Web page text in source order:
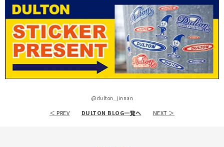
@dulton_jinnan
＜ PREV DULTON BLOG一覧へ NEXT ＞